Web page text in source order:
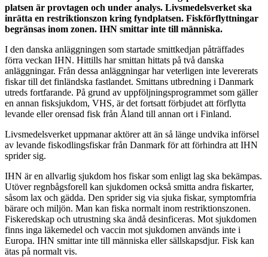
platsen är provtagen och under analys. Livsmedelsverket ska
inrätta en restriktionszon kring fyndplatsen. Fiskförflyttningar
begränsas inom zonen. IHN smittar inte till människa.
I den danska anläggningen som startade smittkedjan påträffades
förra veckan IHN. Hittills har smittan hittats på två danska
anläggningar. Från dessa anläggningar har veterligen inte levererats
fiskar till det finländska fastlandet. Smittans utbredning i Danmark
utreds fortfarande. På grund av uppföljningsprogrammet som gäller
en annan fisksjukdom, VHS, är det fortsatt förbjudet att förflytta
levande eller orensad fisk från Åland till annan ort i Finland.
Livsmedelsverket uppmanar aktörer att än så länge undvika införsel
av levande fiskodlingsfiskar från Danmark för att förhindra att IHN
sprider sig.
IHN är en allvarlig sjukdom hos fiskar som enligt lag ska bekämpas.
Utöver regnbågsforell kan sjukdomen också smitta andra fiskarter,
såsom lax och gädda. Den sprider sig via sjuka fiskar, symptomfria
bärare och miljön. Man kan fiska normalt inom restriktionszonen.
Fiskeredskap och utrustning ska ändå desinficeras. Mot sjukdomen
finns inga läkemedel och vaccin mot sjukdomen används inte i
Europa. IHN smittar inte till människa eller sällskapsdjur. Fisk kan
ätas på normalt vis.